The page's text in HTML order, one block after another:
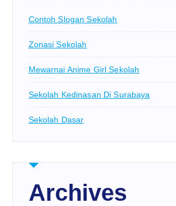
Contoh Slogan Sekolah
Zonasi Sekolah
Mewarnai Anime Girl Sekolah
Sekolah Kedinasan Di Surabaya
Sekolah Dasar
Archives